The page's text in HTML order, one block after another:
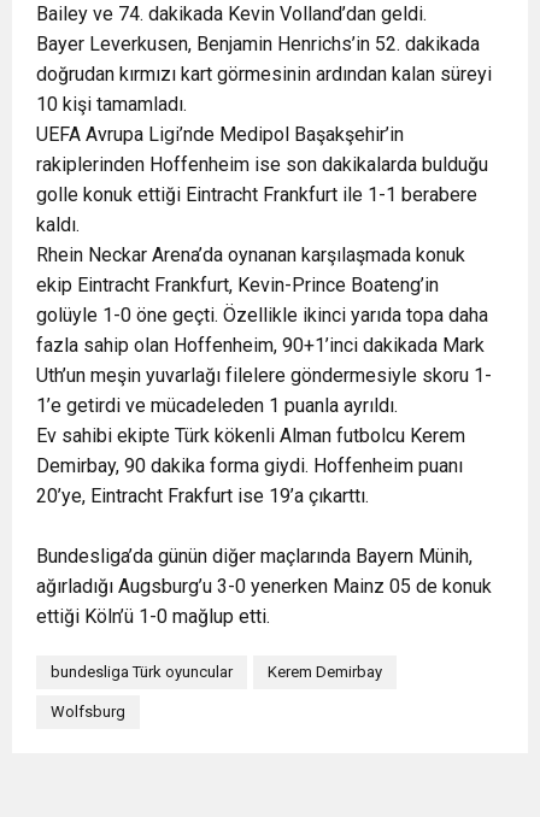
Bailey ve 74. dakikada Kevin Volland’dan geldi.
Bayer Leverkusen, Benjamin Henrichs’in 52. dakikada
doğrudan kırmızı kart görmesinin ardından kalan süreyi
10 kişi tamamladı.
UEFA Avrupa Ligi’nde Medipol Başakşehir’in
rakiplerinden Hoffenheim ise son dakikalarda bulduğu
golle konuk ettiği Eintracht Frankfurt ile 1-1 berabere
kaldı.
Rhein Neckar Arena’da oynanan karşılaşmada konuk
ekip Eintracht Frankfurt, Kevin-Prince Boateng’in
golüyle 1-0 öne geçti. Özellikle ikinci yarıda topa daha
fazla sahip olan Hoffenheim, 90+1’inci dakikada Mark
Uth’un meşin yuvarlağı filelere göndermesiyle skoru 1-
1’e getirdi ve mücadeleden 1 puanla ayrıldı.
Ev sahibi ekipte Türk kökenli Alman futbolcu Kerem
Demirbay, 90 dakika forma giydi. Hoffenheim puanı
20’ye, Eintracht Frakfurt ise 19’a çıkarttı.
Bundesliga’da günün diğer maçlarında Bayern Münih,
ağırladığı Augsburg’u 3-0 yenerken Mainz 05 de konuk
ettiği Köln’ü 1-0 mağlup etti.
bundesliga Türk oyuncular Kerem Demirbay
Wolfsburg